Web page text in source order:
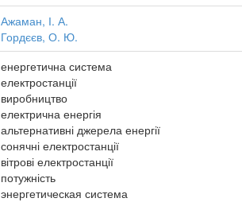
Ажаман, І. А.
Гордєєв, О. Ю.
енергетична система
електростанції
виробництво
електрична енергія
альтернативні джерела енергії
сонячні електростанції
вітрові електростанції
потужність
энергетическая система